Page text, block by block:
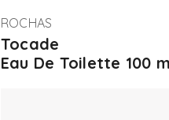
ROCHAS
Tocade
Eau De Toilette 100